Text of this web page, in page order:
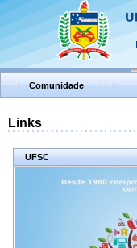
Comunidade
Links
UFSC